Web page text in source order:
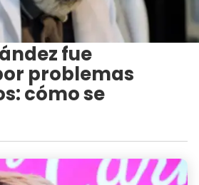
fue
problemas
cómo se